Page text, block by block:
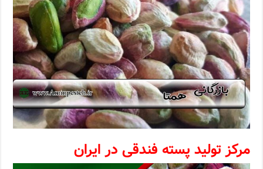
مرکز تولید پسته فندقی در ایران